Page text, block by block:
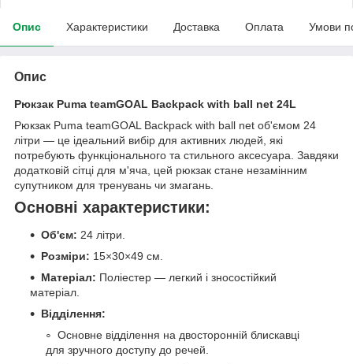
Опис Характеристики Доставка Оплата Умови
Опис
Рюкзак Puma teamGOAL Backpack with ball net 24L
Рюкзак Puma teamGOAL Backpack with ball net об'ємом 24
літри — це ідеальний вибір для активних людей, які
потребують функціонального та стильного аксесуара. Завдяки
додатковій сітці для м'яча, цей рюкзак стане незамінним
супутником для тренувань чи змагань.
Основні характеристики:
Об'єм: 24 літри.
Розміри: 15×30×49 см.
Матеріал: Поліестер — легкий і зносостійкий
матеріал.
Відділення:
Основне відділення на двосторонній блискавці
для зручного доступу до речей.